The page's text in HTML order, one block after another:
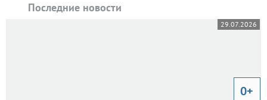
Последние новости
29.07.2026
0+